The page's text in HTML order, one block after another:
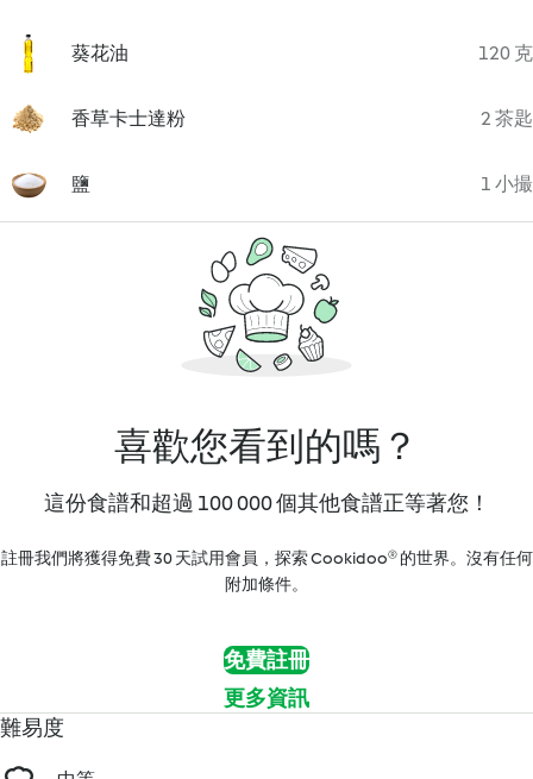
葵花油 120 克
香草卡士達粉 2 茶匙
鹽 1 小撮
喜歡您看到的嗎？
這份食譜和超過 100 000 個其他食譜正等著您！
註冊我們將獲得免費 30 天試用會員，探索 Cookidoo® 的世界。沒有任何
附加條件。
免費註冊
更多資訊
難易度